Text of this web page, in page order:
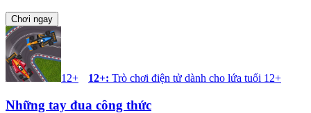
Chơi ngay
12+ 12+: Trò chơi điện tử dành cho lứa tuổi 12+
Những tay đua công thức